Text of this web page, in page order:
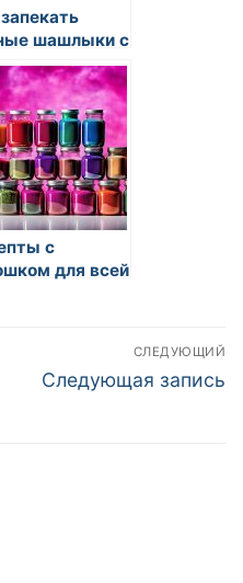
шашлыки с
с
для всей
СЛЕДУЮЩИЙ
Следующая
Следующая запись